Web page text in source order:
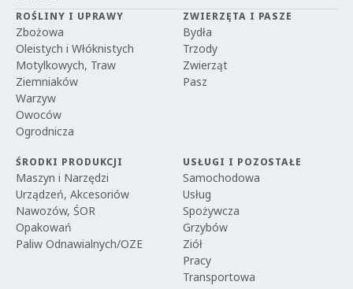
ROŚLINY I UPRAWY
Zbożowa
Oleistych i Włóknistych
Motylkowych, Traw
Ziemniaków
Warzyw
Owoców
Ogrodnicza
ZWIERZĘTA I PASZE
Bydła
Trzody
Zwierząt
Pasz
ŚRODKI PRODUKCJI
Maszyn i Narzędzi
Urządzeń, Akcesoriów
Nawozów, ŚOR
Opakowań
Paliw Odnawialnych/OZE
USŁUGI I POZOSTAŁE
Samochodowa
Usług
Spożywcza
Grzybów
Ziół
Pracy
Transportowa